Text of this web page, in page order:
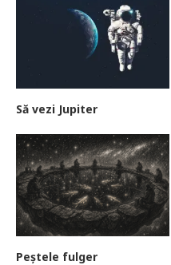
Să vezi Jupiter
Peștele fulger